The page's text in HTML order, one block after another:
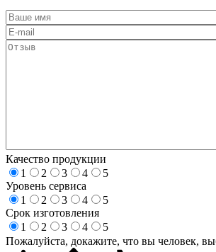
Качество продукции
1
2 3 4
5
Уровень сервиса
1
2 3 4
5
Срок изготовления
1
2 3 4
5
Пожалуйста, докажите, что вы человек,